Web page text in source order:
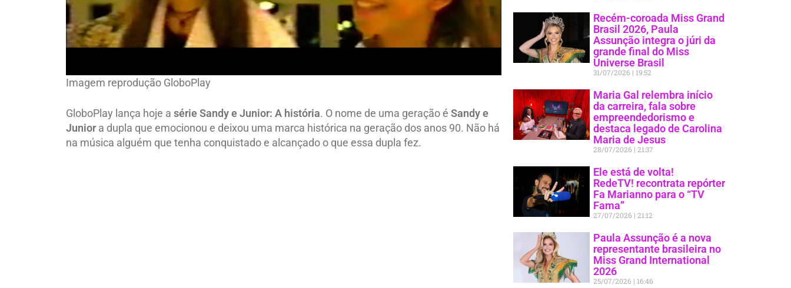
Imagem reprodução GloboPlay
GloboPlay lança hoje a série Sandy e Junior: A história. O nome de uma geração é Sandy e
Juniora dupla que emocionou e deixou uma marca histórica na geração dos anos 90. Não há
na música alguém que tenha conquistado e alcançado o que essa dupla fez.
Recém-coroada Miss Grand
Brasil 2026, Paula
Assunção integra o júri da
grande final do Miss
Universe Brasil
31/07/2026 19:52
Maria Gal relembra início
da carreira, fala sobre
empreendedorismo e
destaca legado de Carolina
Maria de Jesus
28/07/2026 21:37
Ele está de volta!
RedeTV! recontrata repórter
Fa Marianno para o “TV
Fama”
27/07/2026 21:12
Paula Assunção é a nova
representante brasileira no
Miss Grand International
2026
25/07/2026 16:46